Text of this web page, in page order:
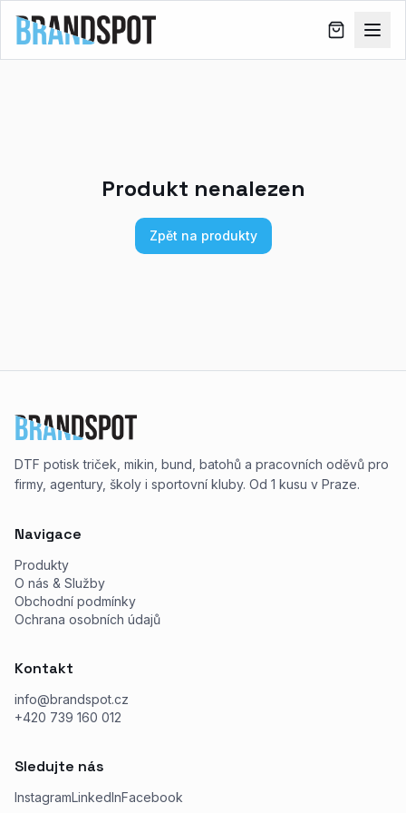
Produkt nenalezen
Zpět na produkty
DTF potisk triček, mikin, bund, batohů a pracovních oděvů pro
firmy, agentury, školy i sportovní kluby. Od 1 kusu v Praze.
Navigace
Produkty
O nás & Služby
Obchodní podmínky
Ochrana osobních údajů
Kontakt
info@brandspot.cz
+420 739 160 012
Sledujte nás
InstagramLinkedInFacebook